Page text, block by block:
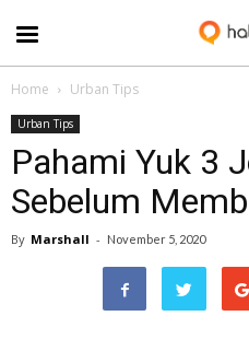
Home Urban Tips
Urban Tips
Pahami Yuk 3
Sebelum
By Marshall - November 5, 2020